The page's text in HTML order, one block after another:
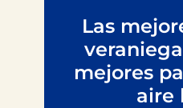
Las
mejores
aire